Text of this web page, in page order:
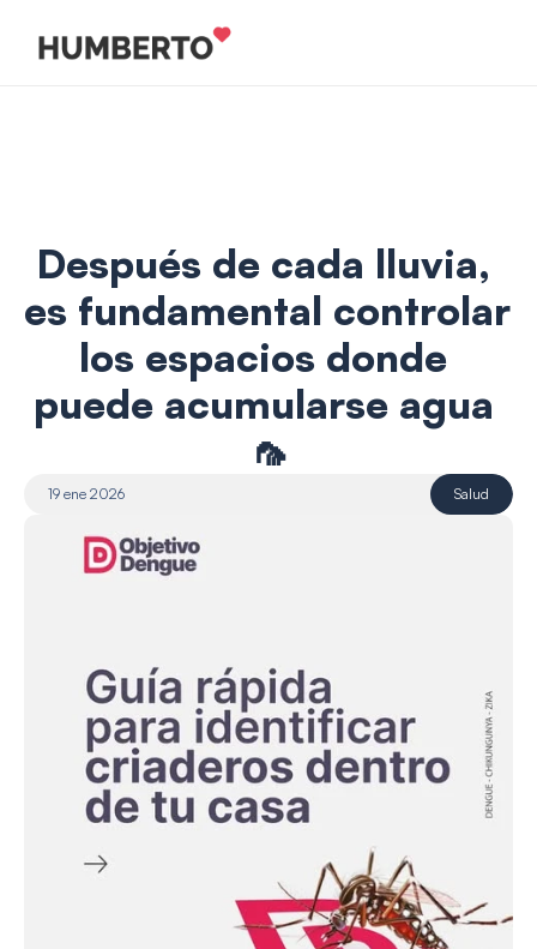
Después de cada lluvia,
es fundamental controlar
los espacios donde
puede acumularse agua
🦟
19 ene 2026 Salud